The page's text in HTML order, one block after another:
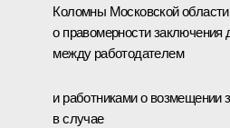
Коломны Московской
о правомерности заключения
между работодателем
и работниками о возмещении
в случае